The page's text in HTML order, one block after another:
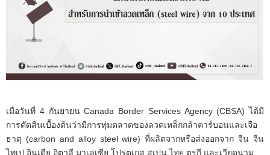
เมื่อวันที่ 4 กันยายน Canada Border Services Agency (CBSA) ได้มี
การตัดสินเบื้องต้นว่ามีการทุ่มตลาดของลวดเหล็กกล้าคาร์บอนและเจือ
ธาตุ (carbon and alloy steel wire) ที่ผลิตจากหรือส่งออกจาก จีน จีน
ไทเป อินเดีย อิตาลี มาเลเซีย โปรตุเกส สเปน ไทย ตุรกี และเวียดนาม